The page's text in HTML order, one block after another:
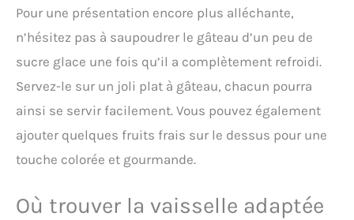
réchauffage des produits
congelés lorsque
nécessaire, afin de garder
les pâtisseries fraîches
plus longtemps
ANTIADHÉSIF : Démoulez
facilement vos gâteaux
grâce à ce revêtement
antiadhésif de qualité ;
Libère les gâteaux et les
utilisation ; L'antiadhésif
est sans PFAS, PTFE et BPA
antiadhésif Une ouverture
facile et un démoulage
réussi grce à sa charnière
et sa ceinture qui se clipse
La garantie de la qualité et
du savoir-faire allemand
Pour une présentation encore plus alléchante,
n’hésitez pas à saupoudrer le gâteau d’un peu de
sucre glace une fois qu’il a complètement refroidi.
Servez-le sur un joli plat à gâteau, chacun pourra
ainsi se servir facilement. Vous pouvez également
ajouter quelques fruits frais sur le dessus pour une
touche colorée et gourmande.
Où trouver la vaisselle adaptée